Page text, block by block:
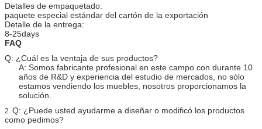
Detalles de empaquetado:
paquete especial estándar del cartón de la exportación
Detalle de la entrega:
8-25days
FAQ
Q: ¿Cuál es la ventaja de sus productos?
A: Somos fabricante profesional en este campo con durante 10
años de R&D y experiencia del estudio de mercados, no sólo
estamos vendiendo los muebles, nosotros proporcionamos la
solución.
2. Q: ¿Puede usted ayudarme a diseñar o modificó los productos
como pedimos?